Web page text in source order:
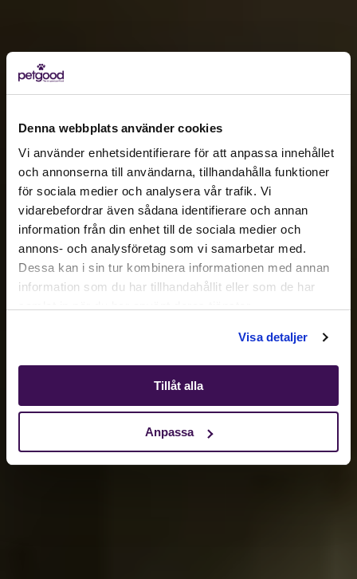
Denna webbplats använder cookies
Vi använder enhetsidentifierare för att anpassa innehållet
och annonserna till användarna, tillhandahålla funktioner
för sociala medier och analysera vår trafik. Vi
vidarebefordrar även sådana identifierare och annan
information från din enhet till de sociala medier och
annons- och analysföretag som vi samarbetar med.
Dessa kan i sin tur kombinera informationen med annan
information som du har tillhandahållit eller som de har
Visa detaljer
Tillåt alla
Anpassa
Active location:
Australia
Currency: AUD
SELECT YOUR COUNTRY: